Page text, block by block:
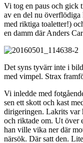
Vi tog en paus och gick
av en del nu överflödiga
med riktiga toaletter!)
en damm där Anders
Det syns tyvärr inte i
med vimpel. Strax
Vi inledde med
sen ett skott och kast
dirigeringen. Lakrits var
och riktade om. Ut över
han ville vika ner där
närsök. Där satt den.